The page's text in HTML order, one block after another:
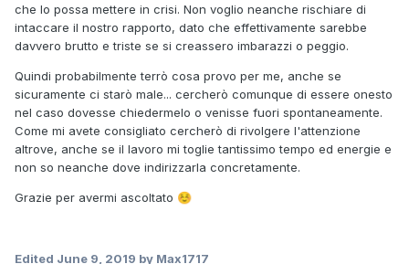
che lo possa mettere in crisi. Non voglio neanche rischiare di
intaccare il nostro rapporto, dato che effettivamente sarebbe
davvero brutto e triste se si creassero imbarazzi o peggio.
Quindi probabilmente terrò cosa provo per me, anche se
sicuramente ci starò male... cercherò comunque di essere onesto
nel caso dovesse chiedermelo o venisse fuori spontaneamente.
Come mi avete consigliato cercherò di rivolgere l'attenzione
altrove, anche se il lavoro mi toglie tantissimo tempo ed energie e
non so neanche dove indirizzarla concretamente.
Grazie per avermi ascoltato ☺️
Edited June 9, 2019 by Max1717